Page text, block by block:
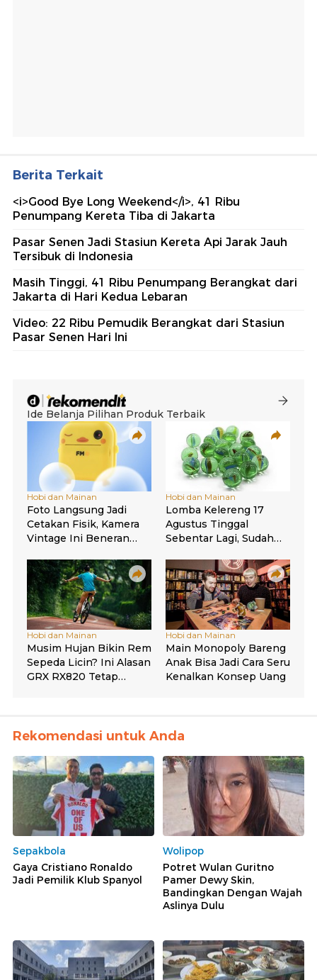
Berita Terkait
<i>Good Bye Long Weekend</i>, 41 Ribu
Penumpang Kereta Tiba di Jakarta
Pasar Senen Jadi Stasiun Kereta Api Jarak Jauh
Tersibuk di Indonesia
Masih Tinggi, 41 Ribu Penumpang Berangkat dari
Jakarta di Hari Kedua Lebaran
Video: 22 Ribu Pemudik Berangkat dari Stasiun
Pasar Senen Hari Ini
Rekomendasi untuk Anda
Sepakbola
Gaya Cristiano Ronaldo
Jadi Pemilik Klub Spanyol
Wolipop
Potret Wulan Guritno
Pamer Dewy Skin,
Bandingkan Dengan Wajah
Aslinya Dulu